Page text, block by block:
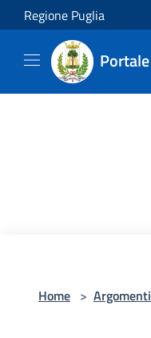
Salta al contenuto principale
Regione Puglia
Home > Argomenti